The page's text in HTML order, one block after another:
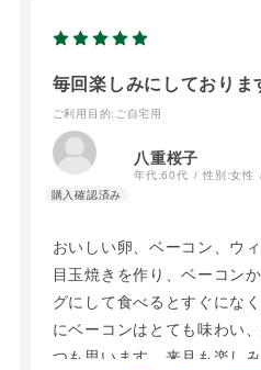
毎回楽しみにしておりま
ご利用目的:ご自宅用
八重桜子
年代:60代 性別:女性
おいしい卵、ベーコン、ウ
目玉焼きを作り、ベーコン
グにして食べるとすぐにな
にベーコンはとても味わい
つも思います。来月も楽し